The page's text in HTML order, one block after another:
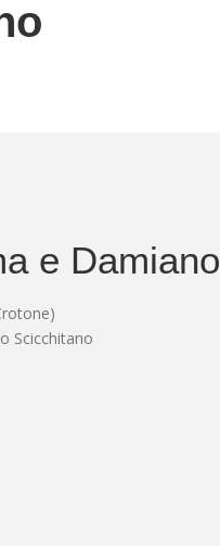
e Damiano
Scicchitano